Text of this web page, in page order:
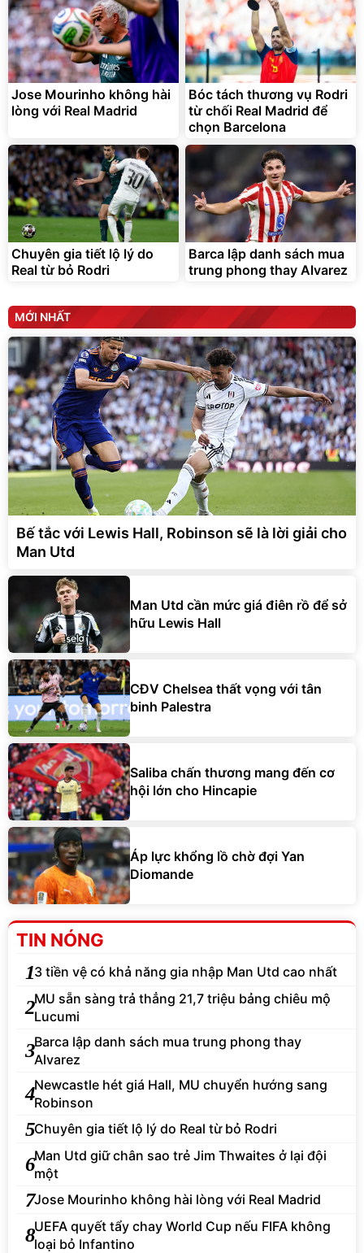
Jose Mourinho không hài
lòng với Real Madrid
Bóc tách thương vụ Rodri
từ chối Real Madrid để
chọn Barcelona
Chuyên gia tiết lộ lý do
Real từ bỏ Rodri
Barca lập danh sách mua
trung phong thay Alvarez
MỚI NHẤT
Bế tắc với Lewis Hall, Robinson sẽ là lời giải cho
Man Utd
Man Utd cần mức giá điên rồ để sở
hữu Lewis Hall
CĐV Chelsea thất vọng với tân
binh Palestra
Saliba chấn thương mang đến cơ
hội lớn cho Hincapie
Áp lực khổng lồ chờ đợi Yan
Diomande
TIN NÓNG
13 tiền vệ có khả năng gia nhập Man Utd cao nhất
2MU sẵn sàng trả thẳng 21,7 triệu bảng chiêu mộ
Lucumi
3Barca lập danh sách mua trung phong thay
Alvarez
4Newcastle hét giá Hall, MU chuyển hướng sang
Robinson
5Chuyên gia tiết lộ lý do Real từ bỏ Rodri
6Man Utd giữ chân sao trẻ Jim Thwaites ở lại đội
một
7Jose Mourinho không hài lòng với Real Madrid
8UEFA quyết tẩy chay World Cup nếu FIFA không
loại bỏ Infantino